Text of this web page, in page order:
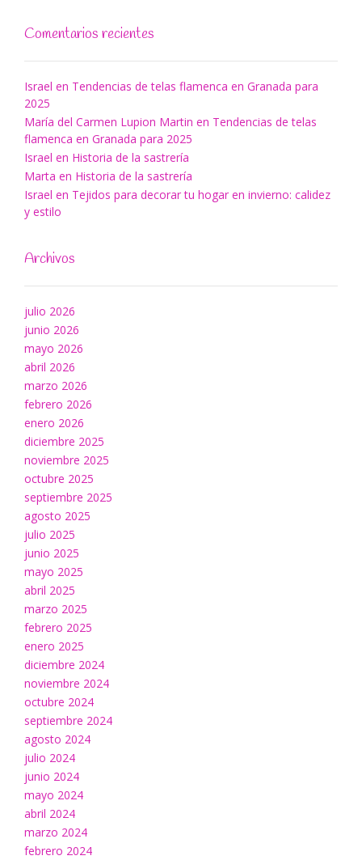
Comentarios recientes
Israel en Tendencias de telas flamenca en Granada para
2025
María del Carmen Lupion Martin en Tendencias de telas
flamenca en Granada para 2025
Israel en Historia de la sastrería
Marta en Historia de la sastrería
Israel en Tejidos para decorar tu hogar en invierno: calidez
y estilo
Archivos
julio 2026
junio 2026
mayo 2026
abril 2026
marzo 2026
febrero 2026
enero 2026
diciembre 2025
noviembre 2025
octubre 2025
septiembre 2025
agosto 2025
julio 2025
junio 2025
mayo 2025
abril 2025
marzo 2025
febrero 2025
enero 2025
diciembre 2024
noviembre 2024
octubre 2024
septiembre 2024
agosto 2024
julio 2024
junio 2024
mayo 2024
abril 2024
marzo 2024
febrero 2024